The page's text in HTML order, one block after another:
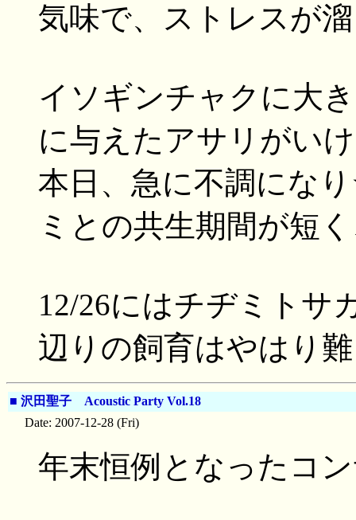
気味で、ストレスが
イソギンチャクに大
に与えたアサリがい
本日、急に不調にな
ミとの共生期間が短
12/26にはチヂミト
辺りの飼育はやはり
■ 沢田聖子 Acoustic Party Vol.18
Date: 2007-12-28 (Fri)
年末恒例となったコ